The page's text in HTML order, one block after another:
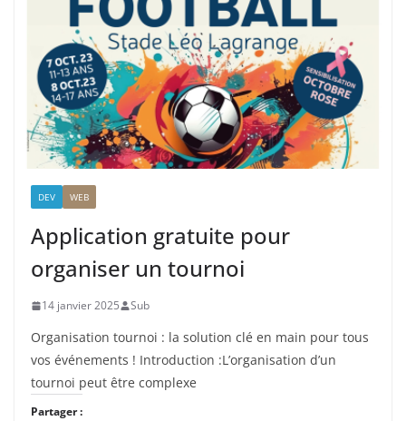
DEV WEB
Application gratuite pour
organiser un tournoi
14 janvier 2025 Sub
Organisation tournoi : la solution clé en main pour tous
vos événements ! Introduction :L’organisation d’un
tournoi peut être complexe
Partager :